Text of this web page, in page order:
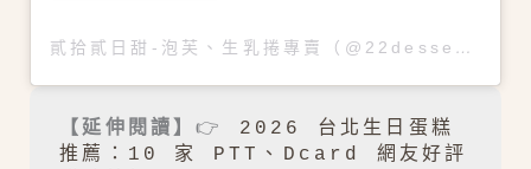
貳拾貳日甜-泡芙、生乳捲專賣（@22dessert_studio）分享的貼文
【延伸閱讀】👉 2026 台北生日蛋糕
推薦：10 家 PTT、Dcard 網友好評